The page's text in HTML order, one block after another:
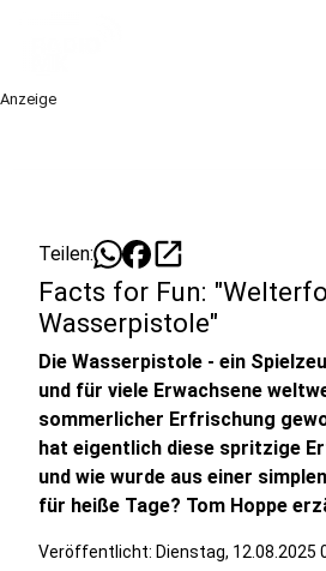
Anzeige
Teilen: open_in_new
Facts for Fun:
Wasserpistole"
Die Wasserpistole - ein
und für viele Erwachsene
sommerlicher Erfrischung
hat eigentlich diese spritzige
und wie wurde aus einer
für heiße Tage? Tom Hoppe
Veröffentlicht: Dienstag, 12.08.2025